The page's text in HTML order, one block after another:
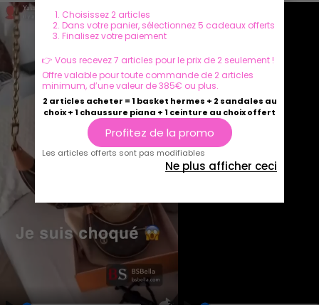
Play
Choisissez 2 articles
Dans votre panier, sélectionnez 5 cadeaux offerts
Finalisez votre paiement
👉 Vous recevez 7 articles pour le prix de 2 seulement !
Offre valable pour toute commande de 2 articles
minimum, d’une valeur de 385€ ou plus.
2 articles acheter = 1 basket hermes + 2 sandales au
choix + 1 chaussure piana + 1 ceinture au choix offert
Profitez de la promo
Les articles offerts sont pas modifiables
Ne plus afficher ceci